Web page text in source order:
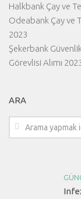
Halkbank Çay ve
Odeabank Çay ve
2023
Şekerbank
Görevlisi Alımı
ARA